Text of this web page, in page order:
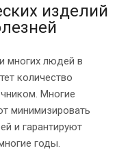
изделий
многих людей в
количество
Многие
минимизировать
и гарантируют
годы.